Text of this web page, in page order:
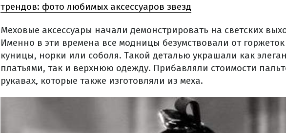
трендов: фото любимых аксессуаров звезд
Меховые аксессуары начали демонстрировать на светских
Именно в эти времена все модницы безумствовали от
куницы, норки или соболя. Такой деталью украшали как
платьями, так и верхнюю одежду. Прибавляли стоимости
рукавах, которые также изготовляли из меха.